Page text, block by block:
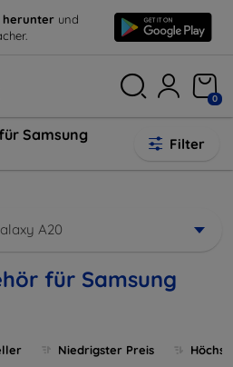
herunter und
0
Samsung
Filter
A20
für Samsung
Niedrigster Preis